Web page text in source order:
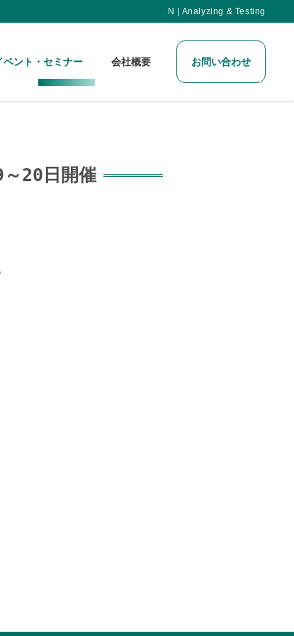
N | Analyzing & Testing
ベント・セミナー 会社概要 お問い合わせ
20日開催